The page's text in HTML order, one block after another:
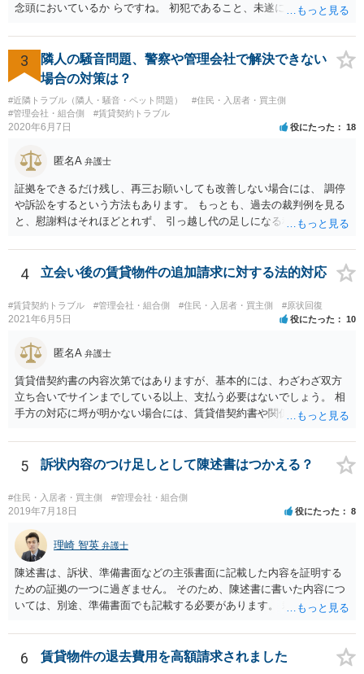
念頭においているか らですね。 初犯であること、未遂に終わっている
ことはないでしょう。 様子見でいいでしょう。
3
隣人の騒音問題、警察や管理会社で解決できない
場合の対策は？
#近隣トラブル（隣人・騒音・ペット問題）
#住民・入居者・買主側
#管理会社・組合側
#賃貸契約トラブル
2020年6月7日 役にたった 18
匿名A 弁護士
証拠をできるだけ残し、再三お願いしても改善しない場合には、 調停
や訴訟をするという方法もあります。 もっとも、過去の裁判例を見る
と、慰謝料はそれほどとれず、 引っ越し代の足しになる程度に終わっ
4 立会い後の賃貸物件の追加請求に対する法的対応
#賃貸契約トラブル #管理会社・組合側 #住民・入居者・買主側 #原状回復
2021年6月5日 役にたった 10
匿名A 弁護士
賃貸借契約書の内容次第ではありますが、基本的には、わざわざ双方
立ち合いでサインまでしている以上、支払う必要はないでしょう。 相
手方の対応に埒が明かない場合には、賃貸借契約書や関係資料を個別
す。
5 訴状内容のつけ足しとして陳述書はつかえる？
#住民・入居者・買主側 #管理会社・組合側
2019年7月18日 役にたった 8
理崎 智英 弁護士
陳述書は、訴状、準備書面などの主張書面に記載した内容を証明する
ための証拠の一つに過ぎません。 そのため、陳述書に書いた内容につ
いては、別途、準備書面でも記載する必要があります。 裁判所は弁論
合もありますが、 基本的には、主張書面で主張する必要があるという
ことになります。
6 賃貸物件の退去費用を高額請求されました